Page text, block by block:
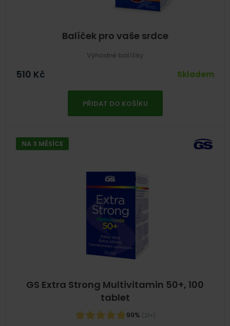
Balíček pro vaše srdce
Výhodné balíčky
510 Kč Skladem
PŘIDAT DO KOŠÍKU
GS Extra Strong Multivitamin 50+, 100
tablet
99% (21×)
NA 3 MĚSÍCE